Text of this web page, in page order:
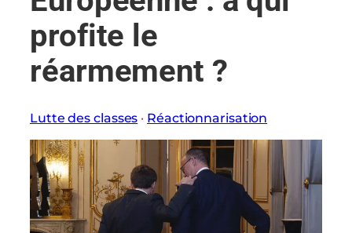
r
profite le
réarmement ?
Lutte des classes · Réactionnarisation